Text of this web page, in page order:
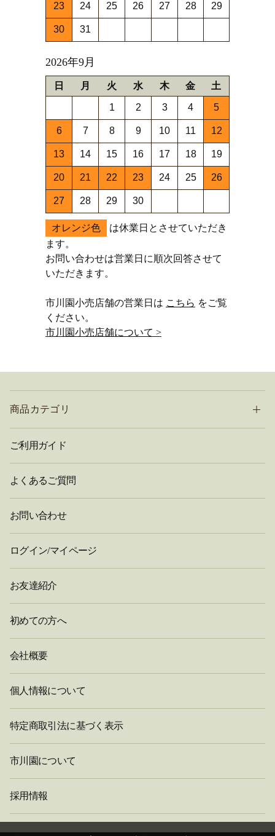
23 24 25 26 27 28 29
30 31
2026年9月
日 月 火 水 木 金 土
1 2 3 4 5
6 7 8 9 10 11 12
13 14 15 16 17 18 19
20 21 22 23 24 25 26
27 28 29 30
オレンジ色
は休業日とさせていただき
ます。
お問い合わせは営業日に順次回答させて
いただきます。
市川園小売店舗の営業日は こちら をご覧
ください。
市川園小売店舗について >
商品カテゴリ
ご利用ガイド
よくあるご質問
お問い合わせ
ログイン/マイページ
お友達紹介
初めての方へ
会社概要
個人情報について
特定商取引法に基づく表示
市川園について
採用情報
閉